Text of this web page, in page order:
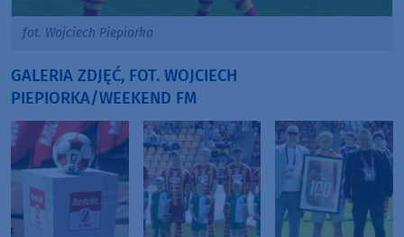
fot. Wojciech Piepiorka
GALERIA ZDJĘĆ, FOT. WOJCIECH
PIEPIORKA/WEEKEND FM